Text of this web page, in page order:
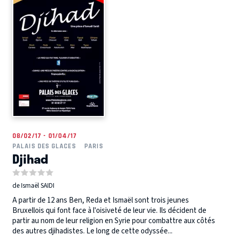
08/02/17 - 01/04/17
PALAIS DES GLACES
PARIS
Djihad
de Ismaël SAIDI
A partir de 12 ans Ben, Reda et Ismaël sont trois jeunes
Bruxellois qui font face à l'oisiveté de leur vie. Ils décident de
partir au nom de leur religion en Syrie pour combattre aux côtés
des autres djihadistes. Le long de cette odyssée...